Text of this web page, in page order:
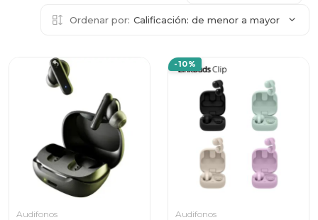
Ordenar por: Calificación: de menor a mayor
Audifonos
-10%
Audifonos